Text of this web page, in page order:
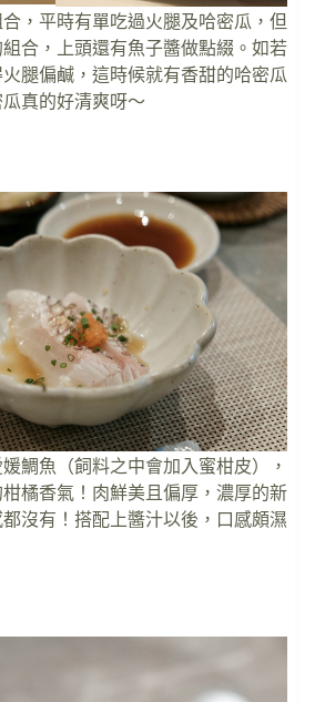
，平時有單吃過火腿及哈密瓜，但
合，上頭還有魚子醬做點綴。如若
腿偏鹹，這時候就有香甜的哈密瓜
真的好清爽呀～
鯛魚（飼料之中會加入蜜柑皮），
橘香氣！肉鮮美且偏厚，濃厚的新
沒有！搭配上醬汁以後，口感頗濕